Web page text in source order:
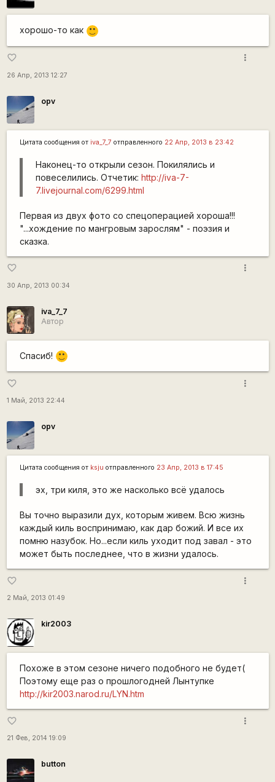
хорошо-то как :)
favorite_border
26 Апр, 2013 12:27
more_vert
opv
Цитата сообщения от iva_7_7 отправленного 22 Апр, 2013 в 23:42
Наконец-то открыли сезон. Покилялись и
повеселились. Отчетик: http://iva-7-
7.livejournal.com/6299.html
Первая из двух фото со спецоперацией хороша!!!
"...хождение по мангровым зарослям" - поэзия и
сказка.
favorite_border
30 Апр, 2013 00:34
more_vert
iva_7_7
Автор
Спасиб! :)
favorite_border
1 Май, 2013 22:44
more_vert
opv
Цитата сообщения от ksju отправленного 23 Апр, 2013 в 17:45
эх, три киля, это же насколько всё удалось
Вы точно выразили дух, которым живем. Всю жизнь
каждый киль воспринимаю, как дар божий. И все их
помню назубок. Но...если киль уходит под завал - это
может быть последнее, что в жизни удалось.
favorite_border
2 Май, 2013 01:49
more_vert
kir2003
Похоже в этом сезоне ничего подобного не будет(
Поэтому еще раз о прошлогодней Лынтупке
http://kir2003.narod.ru/LYN.htm
favorite_border
21 Фев, 2014 19:09
more_vert
button